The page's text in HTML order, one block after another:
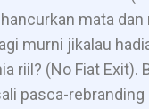
mata
murni jikalau
riil? (No Fiat
pasca-